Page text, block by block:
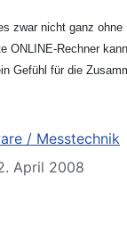
zwar nicht ganz ohne
ONLINE-Rechner
Gefühl für die
/ Messtechnik
April 2008
ARTA und seine